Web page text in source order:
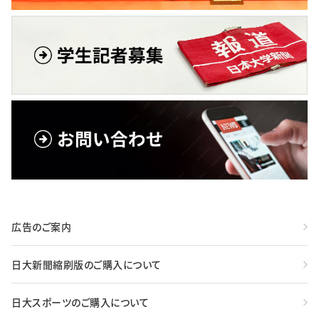
広告のご案内
日大新聞縮刷版のご購入について
日大スポーツのご購入について